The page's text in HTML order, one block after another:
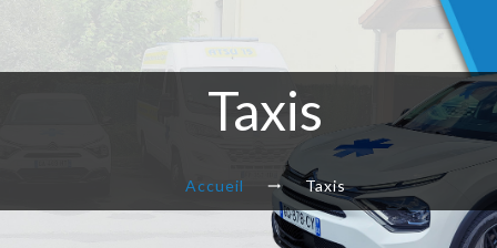
Taxis
Accueil Taxis